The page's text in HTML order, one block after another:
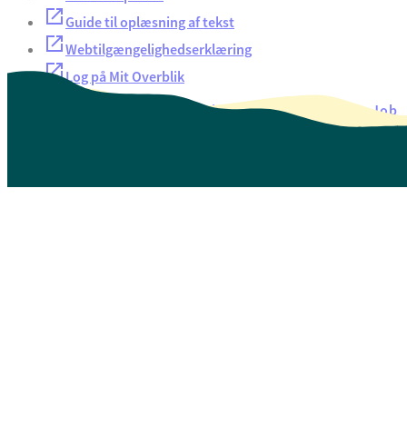
Guide til oplæsning af tekst
Webtilgængelighedserklæring
Log på Mit Overblik
Oversigt over selvbetjeningJob